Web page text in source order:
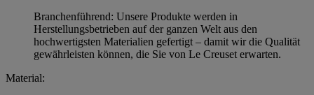
Branchenführend: Unsere Produkte werden in
Herstellungsbetrieben auf der ganzen Welt aus den
hochwertigsten Materialien gefertigt – damit wir die Qualität
gewährleisten können, die Sie von Le Creuset erwarten.
Material: